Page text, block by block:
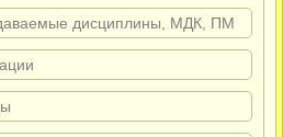
дисциплины, МДК, ПМ